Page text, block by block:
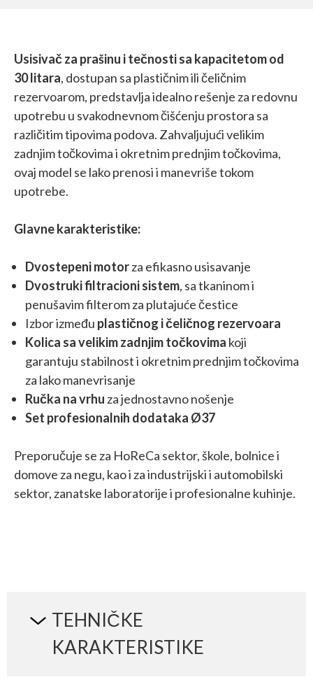
Usisivač za prašinu i tečnosti sa kapacitetom od
30 litara, dostupan sa plastičnim ili čeličnim
rezervoarom, predstavlja idealno rešenje za redovnu
upotrebu u svakodnevnom čišćenju prostora sa
različitim tipovima podova. Zahvaljujući velikim
zadnjim točkovima i okretnim prednjim točkovima,
ovaj model se lako prenosi i manevriše tokom
upotrebe.
Glavne karakteristike:
Dvostepeni motorza efikasno usisavanje
Dvostruki filtracioni sistem, sa tkaninom i
penušavim filterom za plutajuće čestice
Izbor između plastičnog i čeličnog rezervoara
Kolica sa velikim zadnjim točkovima koji
garantuju stabilnost i okretnim prednjim točkovima
za lako manevrisanje
Ručka na vrhu za jednostavno nošenje
Set profesionalnih dodataka Ø37
Preporučuje se za HoReCa sektor, škole, bolnice i
domove za negu, kao i za industrijski i automobilski
sektor, zanatske laboratorije i profesionalne kuhinje.
TEHNIČKE
KARAKTERISTIKE